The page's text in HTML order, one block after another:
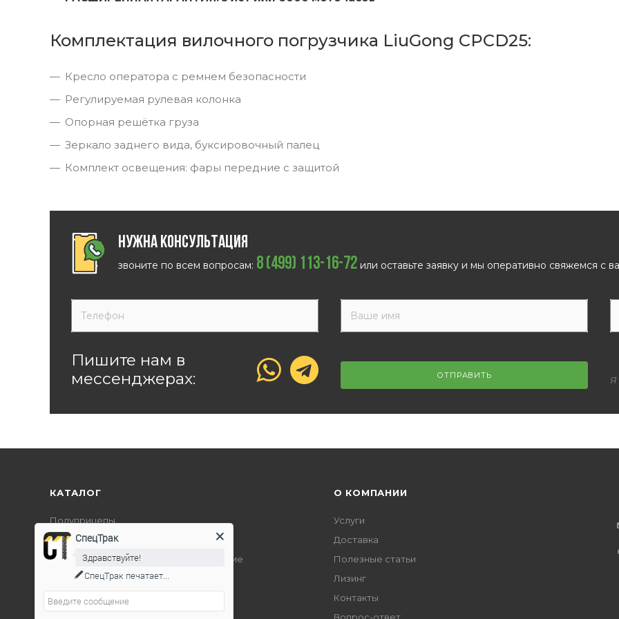
Комплектация вилочного погрузчика LiuGong CPCD25:
Кресло оператора с ремнем безопасности
Регулируемая рулевая колонка
Опорная решётка груза
Зеркало заднего вида, буксировочный палец
Комплект освещения: фары передние с защитой
Нужна консультация
звоните по всем вопросам: 8 (499) 113-16-72 или оставьте заявку и мы оперативно свяжемся с
Пишите нам в
мессенджерах:
ОТПРАВИТЬ Я
КАТАЛОГ
Полуприцепы
Дорожно-строительная техника
Подъемно-транспортное оборудование
О КОМПАНИИ
Услуги
Доставка
Полезные статьи
Лизинг
Контакты
СпецТрак
Здравствуйте!
СпецТрак печатает...